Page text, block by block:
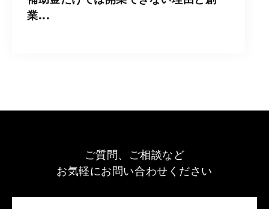
業...
ご質問、ご相談など
お気軽にお問い合わせください